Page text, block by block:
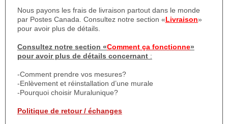
Nous payons les frais de livraison partout dans le monde
par Postes Canada. Consultez notre section «Livraison»
pour avoir plus de détails.
Consultez notre section «Comment ça fonctionne»
pour avoir plus de détails concernant:
-Comment prendre vos mesures?
-Enlèvement et réinstallation d’une murale
-Pourquoi choisir Muralunique?
Politique de retour / échanges